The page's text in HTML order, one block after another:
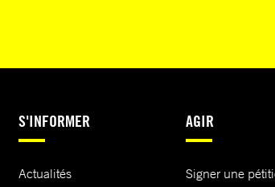
S'INFORMER
Actualités
AGIR
Signer une